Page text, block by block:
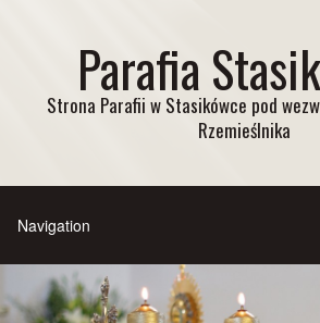
Parafia
Strona Parafii w Stasikówce pod
Rzemieślnika